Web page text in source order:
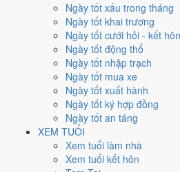
Ngày tốt xấu trong tháng
Ngày tốt khai trương
Ngày tốt cưới hỏi - kết hôn
Ngày tốt động thổ
Ngày tốt nhập trạch
Ngày tốt mua xe
Ngày tốt xuất hành
Ngày tốt ký hợp đồng
Ngày tốt an táng
XEM TUỔI
Xem tuổi làm nhà
Xem tuổi kết hôn
Ngày Dương
Tháng 8 năm 2026
Tháng 6 âm năm 2026
Tiết Đại Thử
Canh Tý